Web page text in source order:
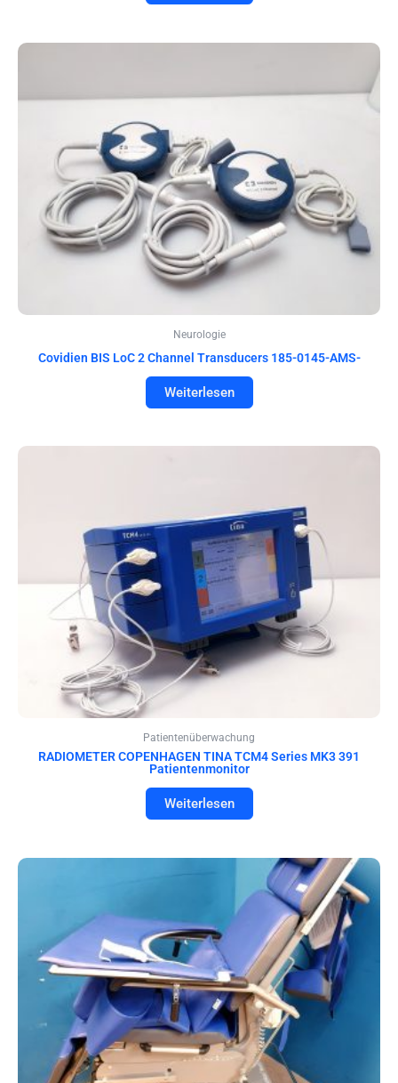
Neurologie
Covidien BIS LoC 2 Channel Transducers 185-0145-AMS-
Weiterlesen
Patientenüberwachung
RADIOMETER COPENHAGEN TINA TCM4 Series MK3 391
Patientenmonitor
Weiterlesen